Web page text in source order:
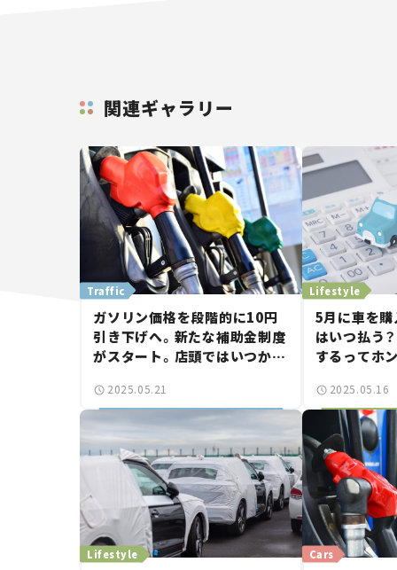
関連ギャラリー
Traffic
ガソリン価格を段階的に10円
引き下げへ。新たな補助金制度
がスタート。店頭ではいつから
2025.05.21
Lifestyle
5月に車を
はいつ払う
するってホ
2025.05.16
Lifestyle Cars